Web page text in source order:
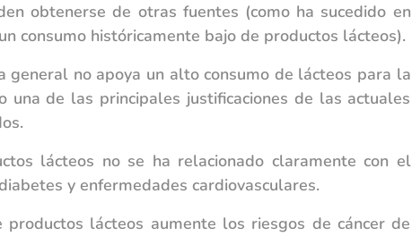
obtenerse de otras fuentes (como ha sucedido en
consumo históricamente bajo de productos lácteos).
general no apoya un alto consumo de lácteos para la
una de las principales justificaciones de las actuales
lácteos no se ha relacionado claramente con el
y enfermedades cardiovasculares.
lácteos aumente los riesgos de cáncer de